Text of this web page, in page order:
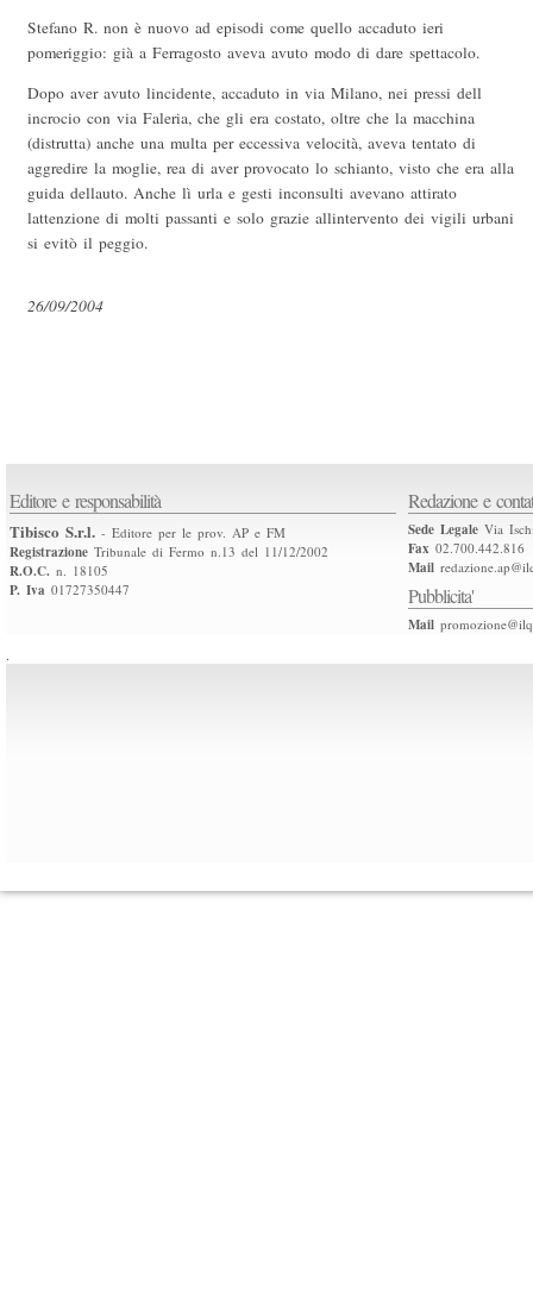
Stefano R. non è nuovo ad episodi come quello accaduto ieri
pomeriggio: già a Ferragosto aveva avuto modo di dare spettacolo.
Dopo aver avuto lincidente, accaduto in via Milano, nei pressi dell
incrocio con via Faleria, che gli era costato, oltre che la macchina
(distrutta) anche una multa per eccessiva velocità, aveva tentato di
aggredire la moglie, rea di aver provocato lo schianto, visto che era alla
guida dellauto. Anche lì urla e gesti inconsulti avevano attirato
lattenzione di molti passanti e solo grazie allintervento dei vigili urbani
si evitò il peggio.
26/09/2004
Editore e responsabilità
Tibisco S.r.l. - Editore per le prov. AP e FM
Registrazione Tribunale di Fermo n.13 del 11/12/2002
R.O.C. n. 18105
P. Iva 01727350447
Redazione e
Sede Legale Via
Fax 02.700.442.816
Mail
Pubblicita'
Mail
.